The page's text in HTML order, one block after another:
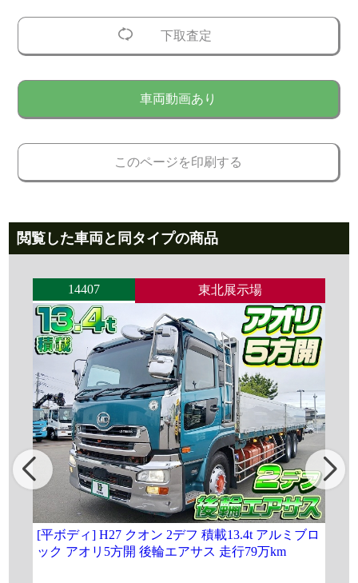
下取査定
車両動画あり
このページを印刷する
閲覧した車両と同タイプの商品
14407 東北展示場
[平ボディ] H27 クオン 2デフ 積載13.4t アルミブロ
ック アオリ5方開 後輪エアサス 走行79万km